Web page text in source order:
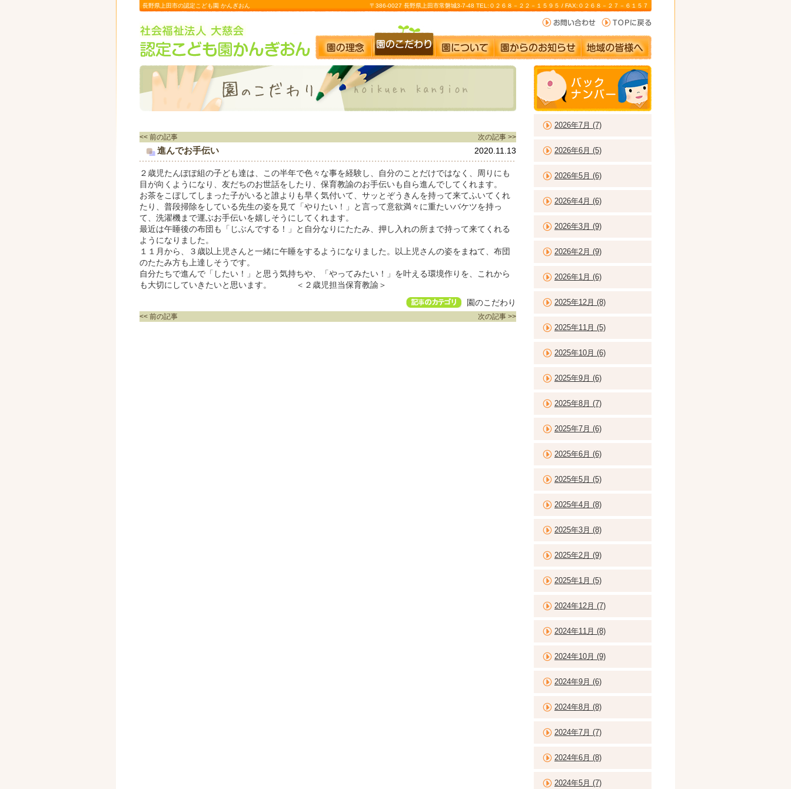
長野県上田市の認定こども園 かんぎおん 〒386-0027 長野県上田市常磐城3-7-48 TEL:０２６８－２２－１５９５ / FAX:０２６８－２７－６１５７
<< 前の記事 次の記事 >>
進んでお手伝い 2020.11.13
２歳児たんぽぽ組の子ども達は、この半年で色々な事を経験し、自分のことだけではなく、周りにも
目が向くようになり、友だちのお世話をしたり、保育教諭のお手伝いも自ら進んでしてくれます。
お茶をこぼしてしまった子がいると誰よりも早く気付いて、サッとぞうきんを持って来てふいてくれ
たり、普段掃除をしている先生の姿を見て「やりたい！」と言って意欲満々に重たいバケツを持っ
て、洗濯機まで運ぶお手伝いを嬉しそうにしてくれます。
最近は午睡後の布団も「じぶんでする！」と自分なりにたたみ、押し入れの所まで持って来てくれる
ようになりました。
１１月から、３歳以上児さんと一緒に午睡をするようになりました。以上児さんの姿をまねて、布団
のたたみ方も上達しそうです。
自分たちで進んで「したい！」と思う気持ちや、「やってみたい！」を叶える環境作りを、これから
も大切にしていきたいと思います。 ＜２歳児担当保育教諭＞
園のこだわり
<< 前の記事 次の記事 >>
2026年7月 (7)
2026年6月 (5)
2026年5月 (6)
2026年4月 (6)
2026年3月 (9)
2026年2月 (9)
2026年1月 (6)
2025年12月 (8)
2025年11月 (5)
2025年10月 (6)
2025年9月 (6)
2025年8月 (7)
2025年7月 (6)
2025年6月 (6)
2025年5月 (5)
2025年4月 (8)
2025年3月 (8)
2025年2月 (9)
2025年1月 (5)
2024年12月 (7)
2024年11月 (8)
2024年10月 (9)
2024年9月 (6)
2024年8月 (8)
2024年7月 (7)
2024年6月 (8)
2024年5月 (7)